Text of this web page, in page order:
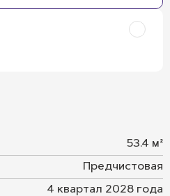
53.4 м²
Предчистовая
4 квартал 2028 года